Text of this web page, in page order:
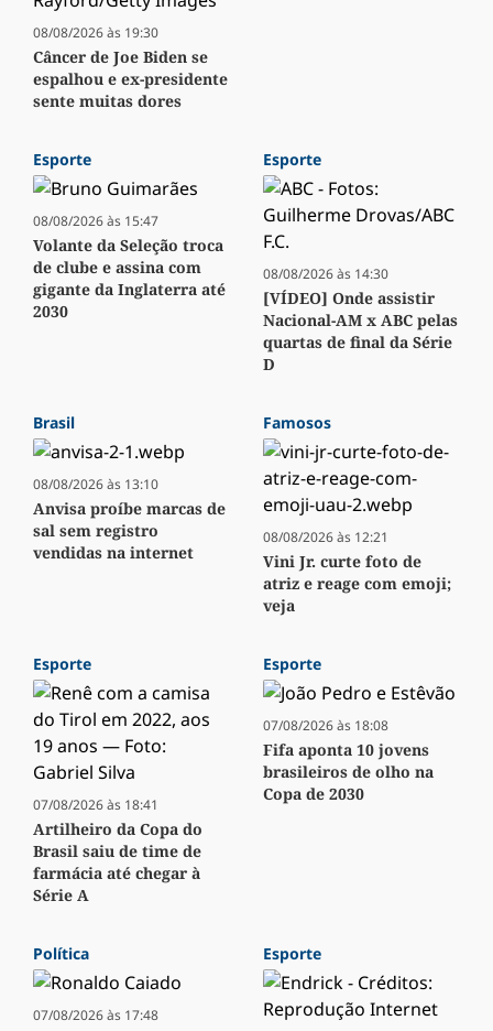
08/08/2026 às 19:30
Câncer de Joe Biden se
espalhou e ex-presidente
sente muitas dores
Esporte
08/08/2026 às 15:47
Volante da Seleção troca
de clube e assina com
gigante da Inglaterra até
2030
Esporte
08/08/2026 às 14:30
[VÍDEO] Onde assistir
Nacional-AM x ABC pelas
quartas de final da Série
D
Brasil
08/08/2026 às 13:10
Anvisa proíbe marcas de
sal sem registro
vendidas na internet
Famosos
08/08/2026 às 12:21
Vini Jr. curte foto de
atriz e reage com emoji;
veja
Esporte
07/08/2026 às 18:41
Artilheiro da Copa do
Brasil saiu de time de
farmácia até chegar à
Série A
Esporte
07/08/2026 às 18:08
Fifa aponta 10 jovens
brasileiros de olho na
Copa de 2030
Política
07/08/2026 às 17:48
Esporte